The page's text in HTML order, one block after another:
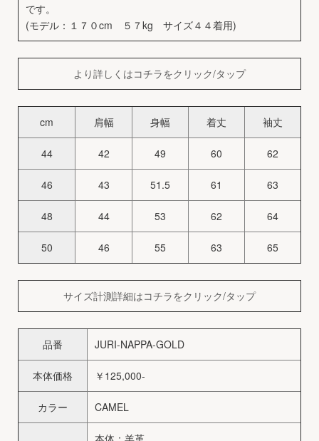
です。
(モデル：１７０cm ５７kg サイズ４４着用)
より詳しくはコチラをクリック/タップ
cm 肩幅 身幅 着丈 袖丈
44 42 49 60 62
46 43 51.5 61 63
48 44 53 62 64
50 46 55 63 65
サイズ計測詳細はコチラをクリック/タップ
品番 JURI-NAPPA-GOLD
本体価格 ￥125,000-
カラー CAMEL
本体：羊革